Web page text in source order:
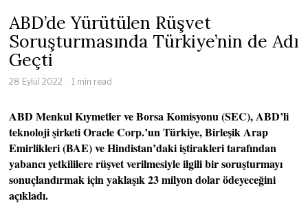
ABD’de Yürütülen Rüşvet
Soruşturmasında Türkiye’nin de Adı
Geçti
28 Eylül 2022 1 min read
ABD Menkul Kıymetler ve Borsa Komisyonu (SEC), ABD’li
teknoloji şirketi Oracle Corp.’un Türkiye, Birleşik Arap
Emirlikleri (BAE) ve Hindistan’daki iştirakleri tarafından
yabancı yetkililere rüşvet verilmesiyle ilgili bir soruşturmayı
sonuçlandırmak için yaklaşık 23 milyon dolar ödeyeceğini
açıkladı.